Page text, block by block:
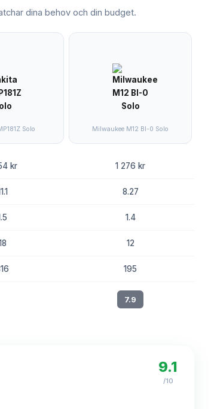
dina behov och din budget.
Solo Milwaukee M12 BI-0 Solo
kr 1 276 kr
8.27
1.4
12
195
7.9
9.1
/10